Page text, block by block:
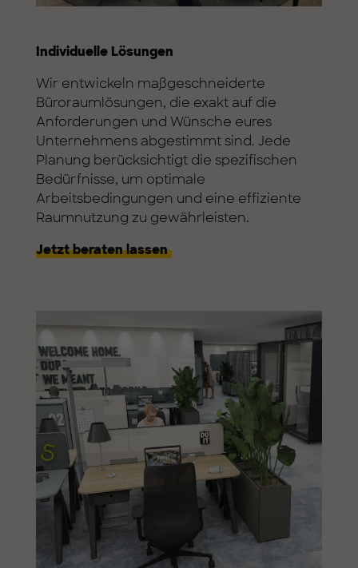
Individuelle Lösungen
Wir entwickeln maßgeschneiderte
Büroraumlösungen, die exakt auf die
Anforderungen und Wünsche eures
Unternehmens abgestimmt sind. Jede
Planung berücksichtigt die spezifischen
Bedürfnisse, um optimale
Arbeitsbedingungen und eine effiziente
Raumnutzung zu gewährleisten.
Jetzt beraten lassen